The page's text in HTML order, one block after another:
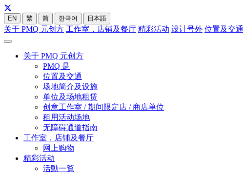
EN 繁 简 한국어 日本語
关于 PMQ 元创方 工作室，店铺及餐厅 精彩活动 设计号外 位置及交通
关于 PMQ 元创方
PMQ 是
位置及交通
场地简介及设施
单位及场地租赁
创意工作室 / 期间限定店 / 商店单位
租用活动场地
无障碍通道指南
工作室，店铺及餐厅
网上购物
精彩活动
活動一覧